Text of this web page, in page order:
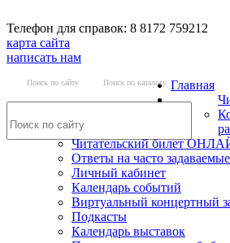
Телефон для справок: 8 8172 759212
карта сайта
написать нам
Поиск по сайту Поиск по каталогу Главная
Читательский билет
Ответы на часто
Личный кабинет
Календарь событий
Виртуальный концертный
Подкасты
Календарь выставок